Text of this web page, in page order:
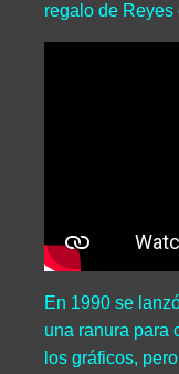
regalo de
En 1990 se
una ranura para
los gráficos,